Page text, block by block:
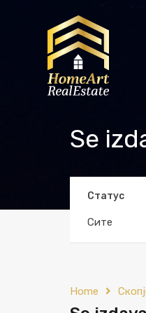
Se
Статус
Сите
Home